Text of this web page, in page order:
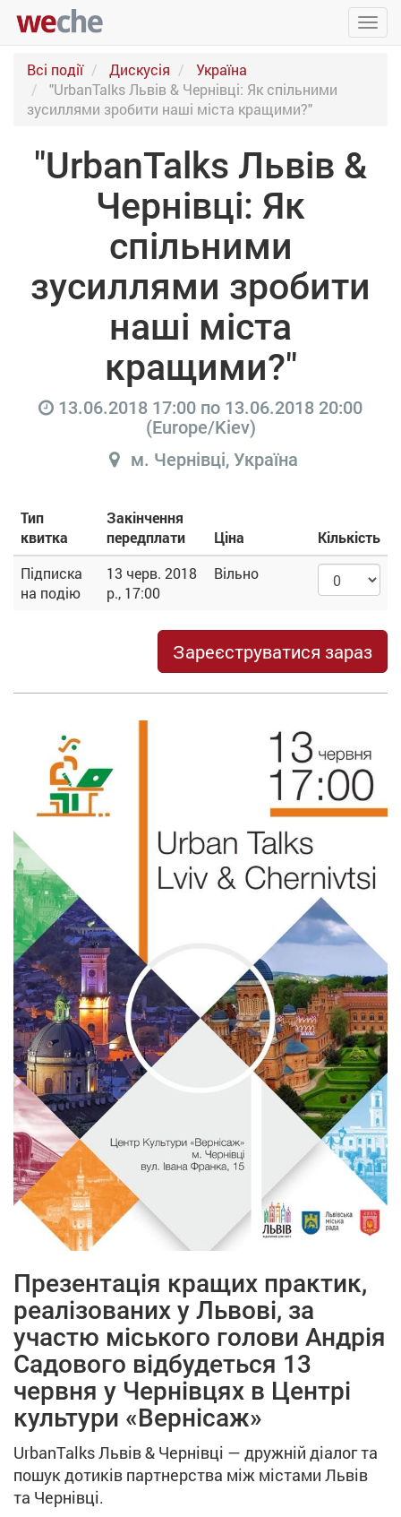
Всі події
Дискусія
Україна
"UrbanTalks Львів & Чернівці: Як спільними
зусиллями зробити наші міста кращими?"
"UrbanTalks Львів &
Чернівці: Як
спільними
зусиллями зробити
наші міста
кращими?"
13.06.2018 17:00 по 13.06.2018 20:00
(Europe/Kiev)
м. Чернівці, Україна
Тип
квитка
Закінчення
передплати
Ціна
Кількість
Підписка
на подію
13 черв. 2018
р., 17:00
Вільно
Зареєструватися зараз
Презентація кращих практик,
реалізованих у Львові, за
участю міського голови Андрія
Садового відбудеться 13
червня у Чернівцях в Центрі
культури «Вернісаж»
UrbanTalks Львів & Чернівці — дружній діалог та
пошук дотиків партнерства між містами Львів
та Чернівці.